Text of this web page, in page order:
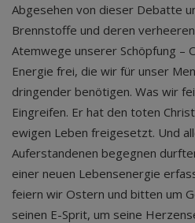
Abgesehen von dieser Debatte
Brennstoffe und deren
Atemwege unserer Schöpfung –
Energie frei, die wir für unser
dringender benötigen. Was wir
Eingreifen. Er hat den toten
ewigen Leben freigesetzt. Und
Auferstandenen begegnen
einer neuen Lebensenergie
feiern wir Ostern und bitten um
seinen E-Sprit, um seine